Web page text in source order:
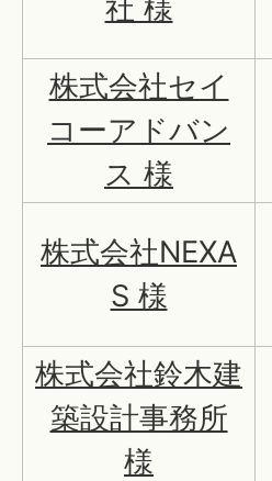
社 様
株式会社セイ
コーアドバン
ス 様
株式会社NEXA
S 様
株式会社鈴木建
築設計事務所
様